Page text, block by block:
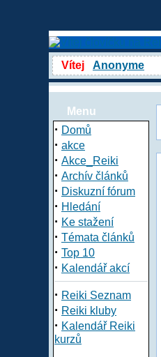
Vítej Anonyme
Menu
· Domů
· akce
· Akce_Reiki
· Archív článků
· Diskuzní fórum
· Hledání
· Ke stažení
· Témata článků
· Top 10
· Kalendář akcí
· Reiki Seznam
· Reiki kluby
· Kalendář Reiki
kurzů